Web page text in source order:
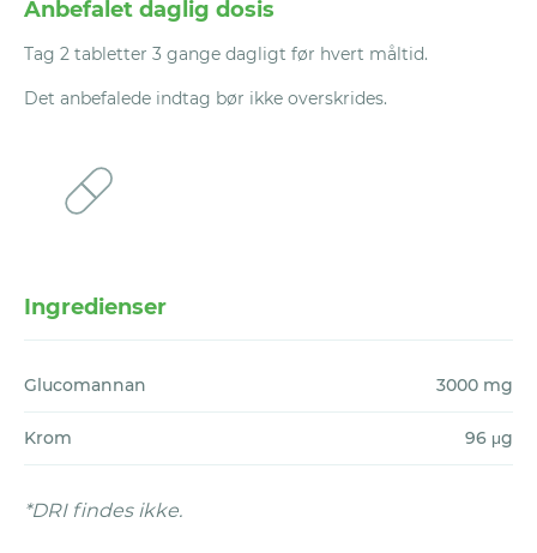
fleste tilfælde tager det op til 24 timer at
behandle anmodningen.
tilfreds med et Vitaliv-produkt, efter at du
har prøvet det i en periode på 180 dage,
giver vi dig alle pengene tilbage, bortset fra
Du skal gøre krav om dette inden for 30
blisterpakninger samt ubrugte produkter
skal returneres til Vitaliv for egen regning.
Hvorfor vil vi gerne have de tomme pakker
igen? Faktisk af samme grund som at vores
mærke en forbedring med vores
Anbefalet daglig dosis
Tag 2 tabletter 3 gange dagligt før hvert måltid.
Det anbefalede indtag bør ikke overskrides.
Ingredienser
Glucomannan 3000 mg
Krom 96 μg
*DRI findes ikke.